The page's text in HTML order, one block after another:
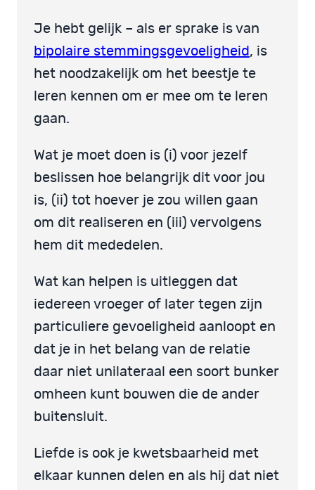
Je hebt gelijk – als er sprake is van
bipolaire stemmingsgevoeligheid , is
het noodzakelijk om het beestje te
leren kennen om er mee om te leren
gaan.
Wat je moet doen is (i) voor jezelf
beslissen hoe belangrijk dit voor jou
is, (ii) tot hoever je zou willen gaan
om dit realiseren en (iii) vervolgens
hem dit mededelen.
Wat kan helpen is uitleggen dat
iedereen vroeger of later tegen zijn
particuliere gevoeligheid aanloopt en
dat je in het belang van de relatie
daar niet unilateraal een soort bunker
omheen kunt bouwen die de ander
buitensluit.
Liefde is ook je kwetsbaarheid met
elkaar kunnen delen en als hij dat niet